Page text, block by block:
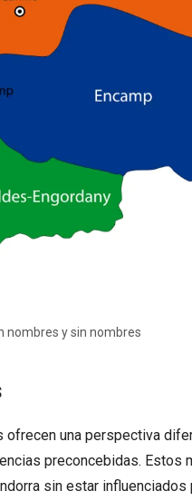
nombres y sin nombres
una perspectiva
preconcebidas. Estos
sin estar influenciados